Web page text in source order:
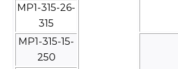
МР1-315-26-
315
МР1-315-15-
250